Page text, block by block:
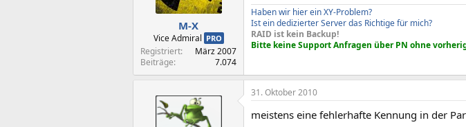
M-X
Vice Admiral PRO
Registriert
März 2007
Beiträge
7.074
Haben wir hier ein XY-Problem?
Ist ein dedizierter Server das Richtige für mich?
RAID ist kein Backup!
Bitte keine Support Anfragen über PN ohne
31. Oktober 2010
meistens eine fehlerhafte Kennung in der